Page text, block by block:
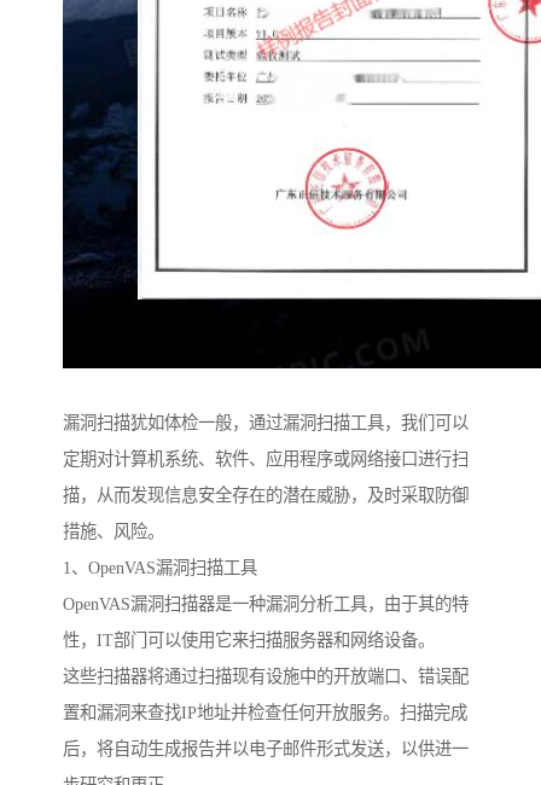
漏洞扫描犹如体检一般，通过漏洞扫描工具，我们可以
定期对计算机系统、软件、应用程序或网络接口进行扫
描，从而发现信息安全存在的潜在威胁，及时采取防御
措施、风险。
1、OpenVAS漏洞扫描工具
OpenVAS漏洞扫描器是一种漏洞分析工具，由于其的特
性，IT部门可以使用它来扫描服务器和网络设备。
这些扫描器将通过扫描现有设施中的开放端口、错误配
置和漏洞来查找IP地址并检查任何开放服务。扫描完成
后，将自动生成报告并以电子邮件形式发送，以供进一